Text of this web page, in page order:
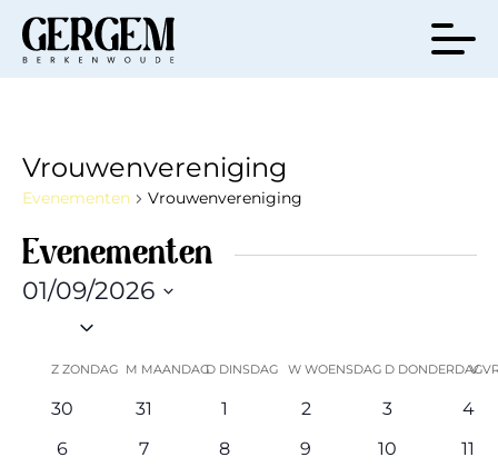
Vrouwenvereniging
Evenementen Vrouwenvereniging
Evenementen
01/09/2026
Selecteer
Kalender
van
Evenementen
Z ZONDAG M MAANDAGD DINSDAG W WOENSDAG D DONDERDAG
V
0
30
0
31
01
0
2
0
3
0
4
0
6
0
7
0
8
0
9
0
10
0
11